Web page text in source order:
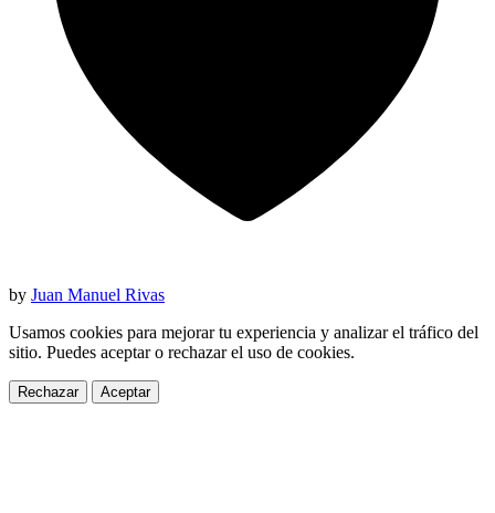
by Juan Manuel Rivas
Usamos cookies para mejorar tu experiencia y analizar el tráfico del
sitio. Puedes aceptar o rechazar el uso de cookies.
Rechazar Aceptar